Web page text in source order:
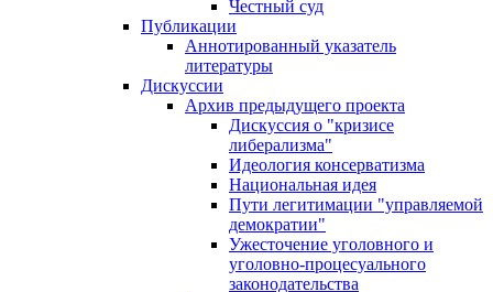
Честный суд
Публикации
Аннотированный указатель
литературы
Дискуссии
Архив предыдущего проекта
Дискуссия о "кризисе
либерализма"
Идеология консерватизма
Национальная идея
Пути легитимации "управляемой
демократии"
Ужесточение уголовного и
уголовно-процесуального
законодательства